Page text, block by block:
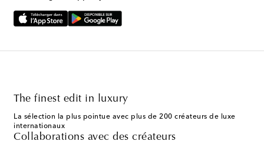
The finest edit in luxury
La sélection la plus pointue avec plus de 200 créateurs de luxe
internationaux
Collaborations avec des créateurs